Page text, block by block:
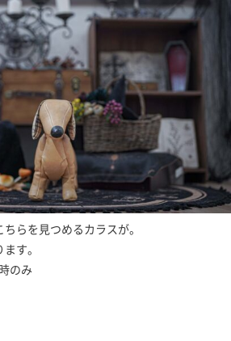
らを見つめるカラスが。
す。
のみ